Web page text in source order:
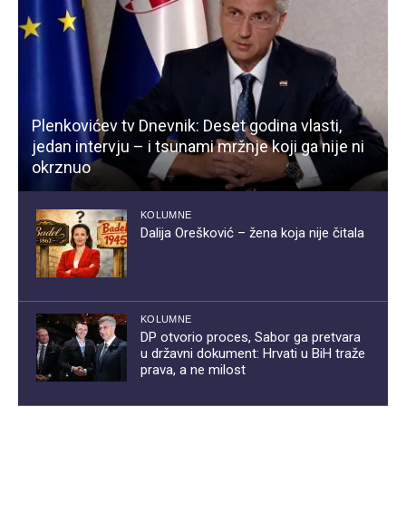
Plenkovićev tv Dnevnik: Deset godina vlasti,
jedan intervju – i tsunami mržnje koji ga nije ni
okrznuo
KOLUMNE
Dalija Orešković – žena koja nije čitala
KOLUMNE
DP otvorio proces, Sabor ga pretvara
u državni dokument: Hrvati u BiH traže
prava, a ne milost